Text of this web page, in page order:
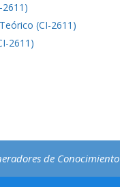
2611)
(CI-2611)
2611)
de Conocimiento